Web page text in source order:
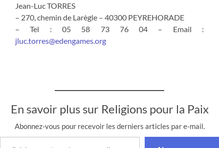
Jean-Luc TORRES
– 270, chemin de Larègle – 40300 PEYREHORADE
– Tel : 05 58 73 76 04 – Email :
jluc.torres@edengames.org
En savoir plus sur Religions pour la Paix
Abonnez-vous pour recevoir les derniers articles par e-mail.
Saisissez votre adresse e-mail…